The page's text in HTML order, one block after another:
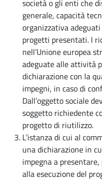
società o gli enti che
generale, capacità
organizzativa
progetti presentati. I
nell’Unione europea
adeguate alle attività
dichiarazione con la
impegni, in caso di
Dall’oggetto sociale
soggetto richiedente
progetto di riutilizzo.
L’istanza di cui al
una dichiarazione in
impegna a
alla esecuzione del